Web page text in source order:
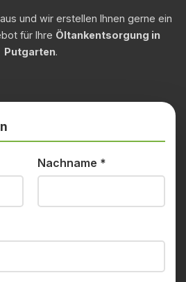
und wir erstellen Ihnen gerne ein
für Ihre Öltankentsorgung in
Putgarten.
Nachname *